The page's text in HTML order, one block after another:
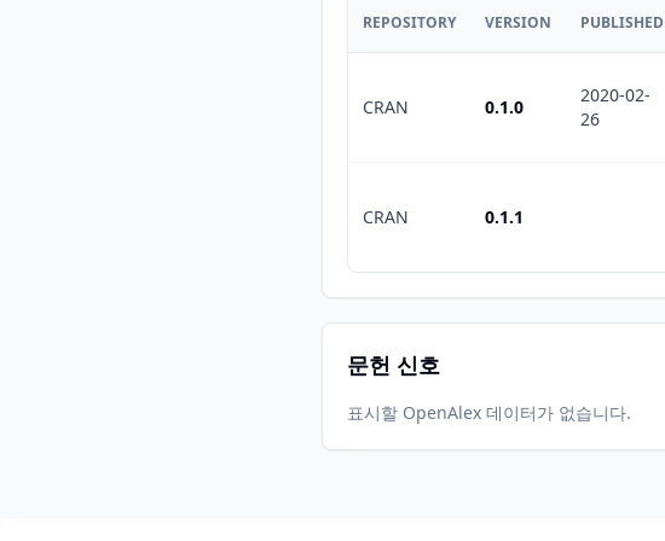
REPOSITORY VERSION PUBLISHED
CRAN 0.1.0
2020-02-
26
CRAN 0.1.1
문헌 신호
표시할 OpenAlex 데이터가 없습니다.